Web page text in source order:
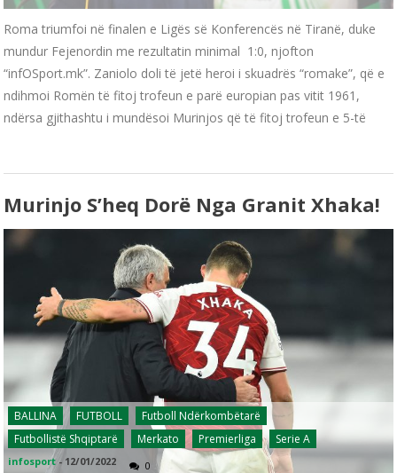
Roma triumfoi në finalen e Ligës së Konferencës në Tiranë, duke
mundur Fejenordin me rezultatin minimal 1:0, njofton
“infOSport.mk”. Zaniolo doli të jetë heroi i skuadrës “romake”, që e
ndihmoi Romën të fitoj trofeun e parë europian pas vitit 1961,
ndërsa gjithashtu i mundësoi Murinjos që të fitoj trofeun e 5-të
Murinjo S’heq Dorë Nga Granit Xhaka!
BALLINA FUTBOLL
Futboll Ndërkombëtarë
Futbollistë Shqiptarë
Merkato Premierliga Serie A
infosport - 12/01/2022 0